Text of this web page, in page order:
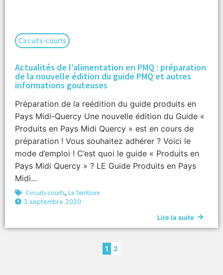
Circuits-courts
Actualités de l’alimentation en PMQ : préparation
de la nouvelle édition du guide PMQ et autres
informations gouteuses
Préparation de la reédition du guide produits en
Pays Midi-Quercy Une nouvelle édition du Guide «
Produits en Pays Midi Quercy » est en cours de
préparation ! Vous souhaitez adhérer ? Voici le
mode d’emploi ! C’est quoi le guide « Produits en
Pays Midi Quercy » ? LE Guide Produits en Pays
Midi...
Circuits-courts, Le Territoire
3 septembre 2020
Lire la suite
1 2